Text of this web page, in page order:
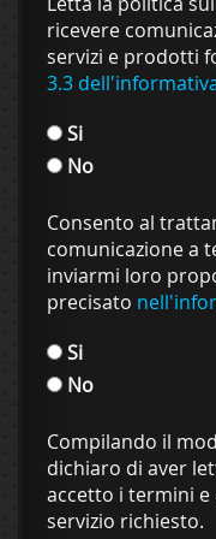
ricevere
servizi e prodotti
3.3
Si
No
Consento al
comunicazione a
inviarmi loro
precisato
Si
No
Compilando il
dichiaro di aver
accetto i termini
servizio richiesto.